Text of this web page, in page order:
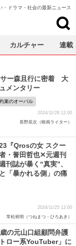
・ドラマ・社会の最新ニュース
ー森且行に密着 大
メンタリー
束のオーバル
2024/11/28 12:00
長野辰次（映画ライター）
『Qrosの女 スクー
・誉田哲也✕元週刊
誌が暴く“真実”、
「暴かれる側」の痛
2024/11/25 12:00
常松裕明（つねまつ・ひろあき）
の元山口組顧問弁護
ロー系YouTuber」に
カルチャー 連載